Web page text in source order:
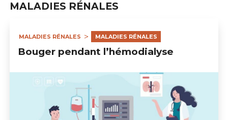
MALADIES RÉNALES
MALADIES RÉNALES MALADIES RÉNALES
Bouger pendant l’hémodialyse